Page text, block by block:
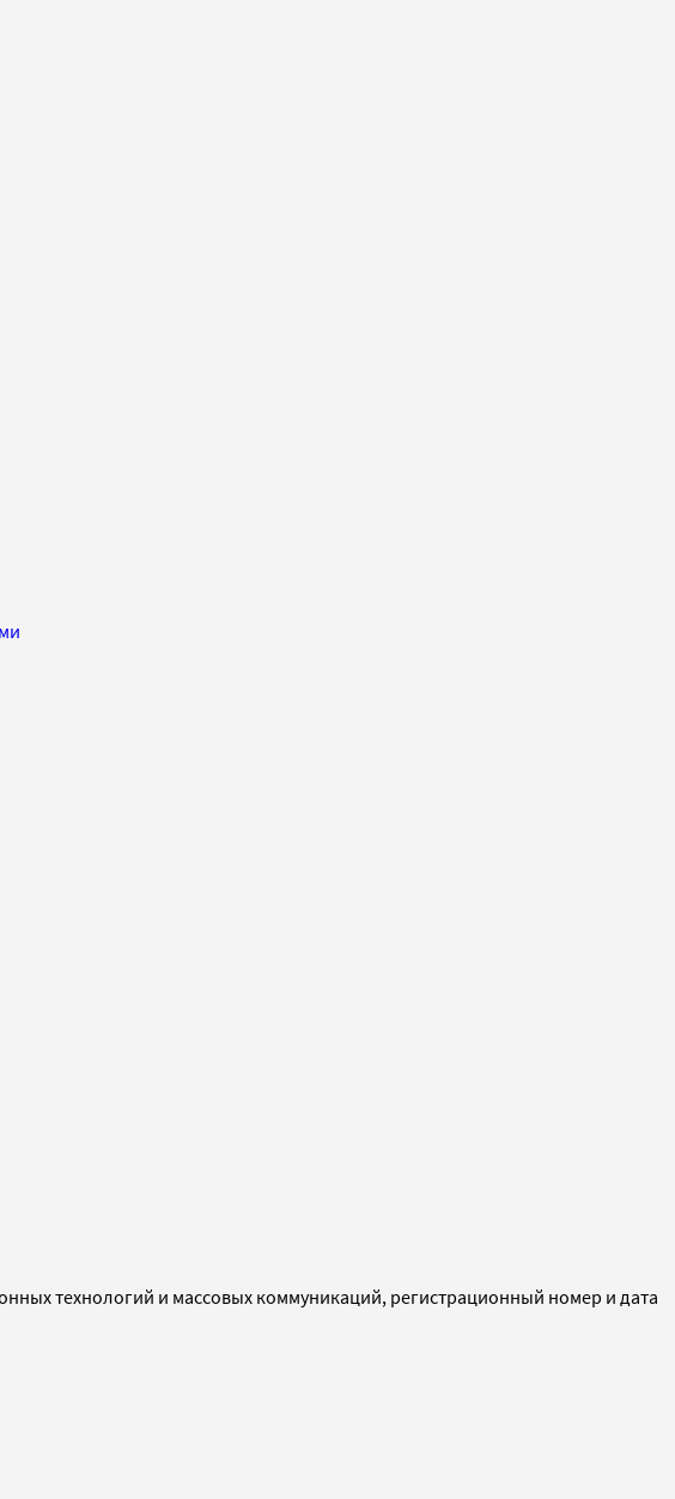
технологий и массовых коммуникаций, регистрационный номер и дата